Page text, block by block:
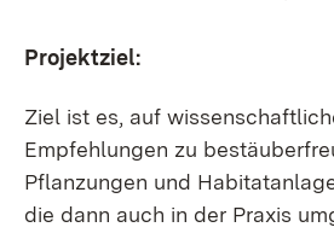
Projektziel:
Ziel ist es, auf
Empfehlungen zu
Pflanzungen und
die dann auch in der Praxis